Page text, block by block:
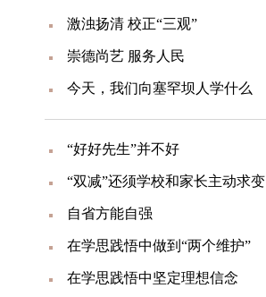
激浊扬清 校正“三观”
崇德尚艺 服务人民
今天，我们向塞罕坝人学什么
“好好先生”并不好
“双减”还须学校和家长主动求变
自省方能自强
在学思践悟中做到“两个维护”
在学思践悟中坚定理想信念